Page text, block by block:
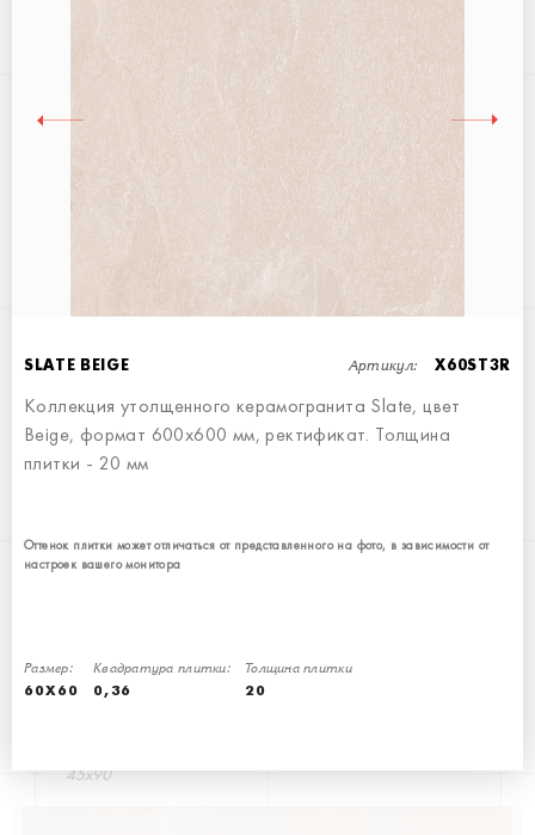
SLATE BEIGE Артикул: X60ST3R
Коллекция утолщенного керамогранита Slate, цвет
Beige, формат 600x600 мм, ректификат. Толщина
плитки - 20 мм
Оттенок плитки может отличаться от представленного на фото, в зависимости от
настроек вашего монитора
Размер:
60X60
Квадратура плитки:
0,36
Толщина плитки
20
SLATE GREY
60x60
SLATE BLACK
45x90